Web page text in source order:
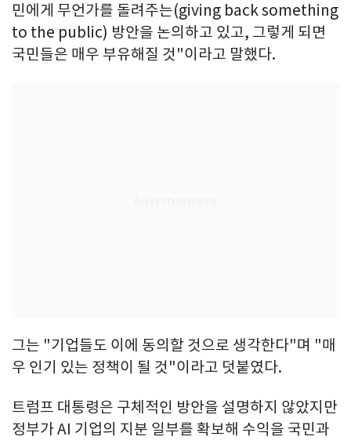
민에게 무언가를 돌려주는(giving back something
to the public) 방안을 논의하고 있고, 그렇게 되면
국민들은 매우 부유해질 것"이라고 말했다.
그는 "기업들도 이에 동의할 것으로 생각한다"며 "매
우 인기 있는 정책이 될 것"이라고 덧붙였다.
트럼프 대통령은 구체적인 방안을 설명하지 않았지만
정부가 AI 기업의 지분 일부를 확보해 수익을 국민과